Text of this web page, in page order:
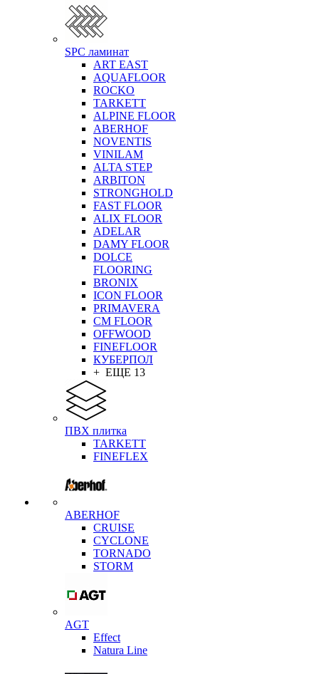
SPC ламинат
ART EAST
AQUAFLOOR
ROCKO
TARKETT
ALPINE FLOOR
ABERHOF
NOVENTIS
VINILAM
ALTA STEP
ARBITON
STRONGHOLD
FAST FLOOR
ALIX FLOOR
ADELAR
DAMY FLOOR
DOLCE
FLOORING
BRONIX
ICON FLOOR
PRIMAVERA
CM FLOOR
OFFWOOD
FINEFLOOR
КУБЕРПОЛ
+ ЕЩЕ 13
ПВХ плитка
TARKETT
FINEFLEX
ABERHOF
CRUISE
CYCLONE
TORNADO
STORM
AGT
Effect
Natura Line